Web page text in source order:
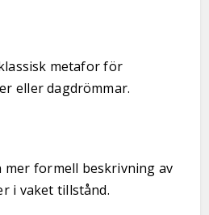
metafor för
eller dagdrömmar.
mer formell beskrivning av
i vaket tillstånd.